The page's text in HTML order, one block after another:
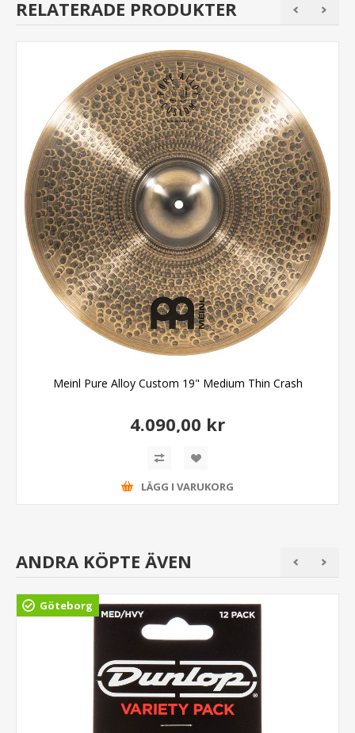
RELATERADE PRODUKTER
Meinl Pure Alloy Custom 19" Medium Thin Crash
4.090,00 kr
LÄGG I VARUKORG
ANDRA KÖPTE ÄVEN
Göteborg